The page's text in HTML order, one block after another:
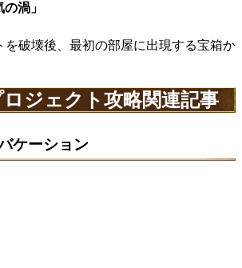
渦」
を破壊後、最初の部屋に出現する宝箱か
ジェクト攻略関連記事
ケーション